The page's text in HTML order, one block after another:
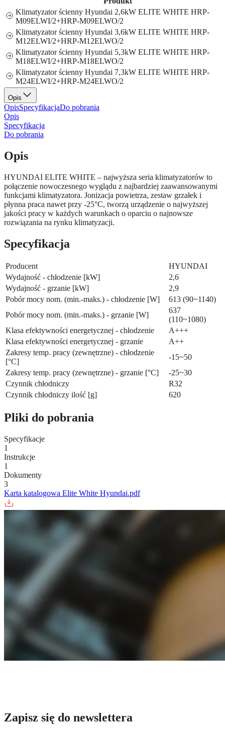
Klimatyzator ścienny Hyundai 2,6kW ELITE WHITE HRP-
M09ELWI/2+HRP-M09ELWO/2
Klimatyzator ścienny Hyundai 3,6kW ELITE WHITE HRP-
M12ELWI/2+HRP-M12ELWO/2
Klimatyzator ścienny Hyundai 5,3kW ELITE WHITE HRP-
M18ELWI/2+HRP-M18ELWO/2
Klimatyzator ścienny Hyundai 7,3kW ELITE WHITE HRP-
M24ELWI/2+HRP-M24ELWO/2
Opis
OpisSpecyfikacjaDo pobrania
Opis
Specyfikacja
Do pobrania
Opis
HYUNDAI ELITE WHITE – najwyższa seria klimatyzatorów to
połączenie nowoczesnego wyglądu z najbardziej zaawansowanymi
funkcjami klimatyzatora. Jonizacja powietrza, zestaw grzałek i
płynna praca nawet przy -25°C, tworzą urządzenie o najwyższej
jakości pracy w każdych warunkach o oparciu o najnowsze
rozwiązania na rynku klimatyzacji.
Specyfikacja
Producent
HYUNDAI
Wydajność - chłodzenie [kW]
2,6
Wydajność - grzanie [kW]
2,9
Pobór mocy nom. (min.-maks.) - chłodzenie [W]
613 (90~1140)
Pobór mocy nom. (min.-maks.) - grzanie [W]
637
(110~1080)
Klasa efektywności energetycznej - chłodzenie
A+++
Klasa efektywności energetycznej - grzanie
A++
Zakresy temp. pracy (zewnętrzne) - chłodzenie
[°C]
-15~50
Zakresy temp. pracy (zewnętrzne) - grzanie [°C]
-25~30
Czynnik chłodniczy
R32
Czynnik chłodniczy ilość [g]
620
Pliki do pobrania
Specyfikacje
1
Instrukcje
1
Dokumenty
3
Karta katalogowa Elite White Hyundai.pdf
Zapisz się do newslettera